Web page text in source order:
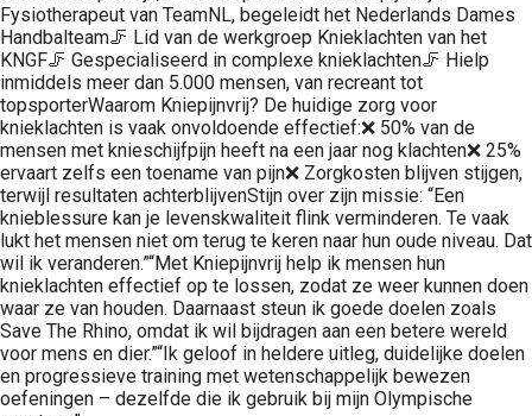
Fysiotherapeut van TeamNL, begeleidt het Nederlands Dames
Handbalteam🦵 Lid van de werkgroep Knieklachten van het
KNGF🦵 Gespecialiseerd in complexe knieklachten🦵 Hielp
inmiddels meer dan 5.000 mensen, van recreant tot
topsporterWaarom Kniepijnvrij? De huidige zorg voor
knieklachten is vaak onvoldoende effectief:❌ 50% van de
mensen met knieschijfpijn heeft na een jaar nog klachten❌ 25%
ervaart zelfs een toename van pijn❌ Zorgkosten blijven stijgen,
terwijl resultaten achterblijvenStijn over zijn missie: “Een
knieblessure kan je levenskwaliteit flink verminderen. Te vaak
lukt het mensen niet om terug te keren naar hun oude niveau. Dat
wil ik veranderen.”“Met Kniepijnvrij help ik mensen hun
knieklachten effectief op te lossen, zodat ze weer kunnen doen
waar ze van houden. Daarnaast steun ik goede doelen zoals
Save The Rhino, omdat ik wil bijdragen aan een betere wereld
voor mens en dier.”“Ik geloof in heldere uitleg, duidelijke doelen
en progressieve training met wetenschappelijk bewezen
oefeningen – dezelfde die ik gebruik bij mijn Olympische